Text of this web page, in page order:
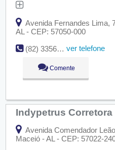
Avenida Fernandes Lima,
AL - CEP: 57050-000
(82) 3356-9002
ver telefone
Comente
Indypetrus Corretora
Avenida Comendador
Maceió - AL - CEP: 57022-